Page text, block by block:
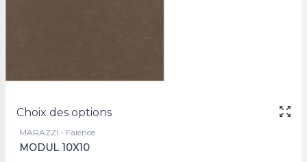
Choix des options
MARAZZI - Faience
MODUL 10X10